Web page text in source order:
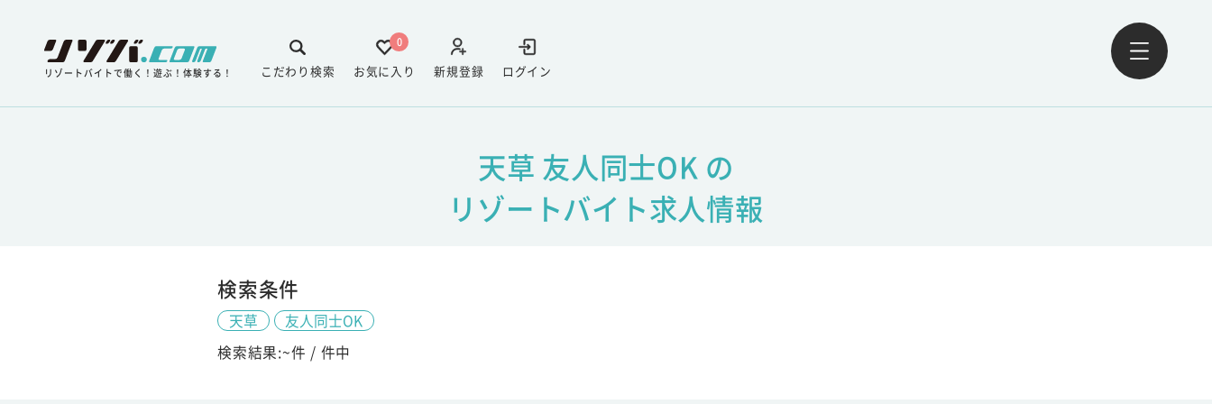
リゾートバイトで働く！遊ぶ！体験する！ ログイン
新規登録
0
お気に入り
こだわり検索
天草 友人同士OK の
リゾートバイト求人情報
検索条件
天草
友人同士OK
検索結果:~件 / 件中